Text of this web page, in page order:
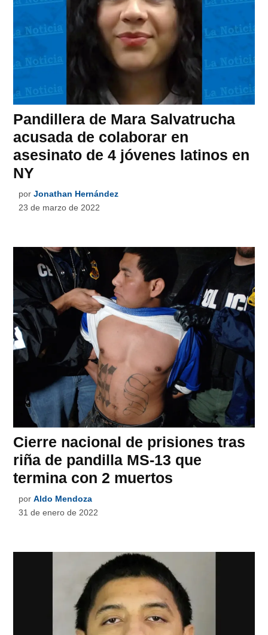
Pandillera de Mara Salvatrucha
acusada de colaborar en
asesinato de 4 jóvenes latinos en
NY
por Jonathan Hernández
23 de marzo de 2022
Cierre nacional de prisiones tras
riña de pandilla MS-13 que
termina con 2 muertos
por Aldo Mendoza
31 de enero de 2022